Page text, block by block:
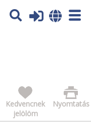
tájékoztatás itt:
Nyomtatás
Kedvencnek
jelölöm